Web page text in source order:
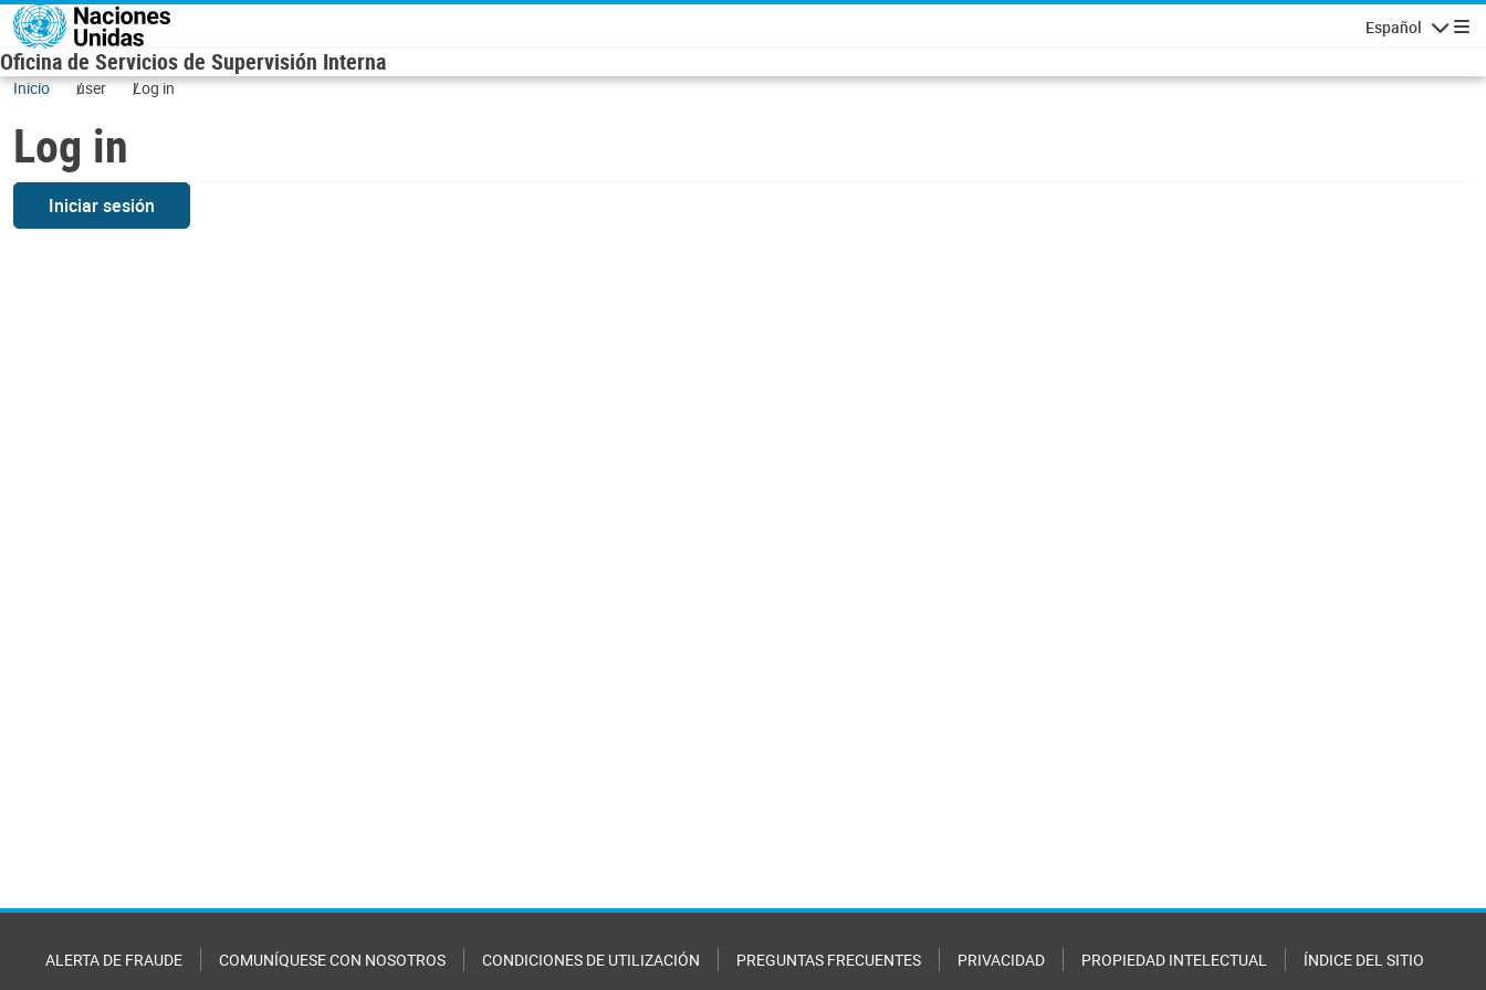
Skip to main content
Español
Oficina de Servicios de Supervisión Interna
Inicio user Log in
Log in
Iniciar sesión
ALERTA DE FRAUDE COMUNÍQUESE CON NOSOTROS CONDICIONES DE UTILIZACIÓN PREGUNTAS FRECUENTES PRIVACIDAD PROPIEDAD INTELECTUAL ÍNDICE DEL SITIO